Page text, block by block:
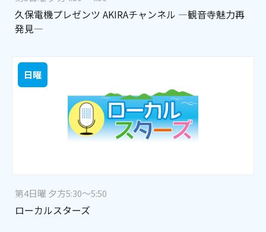
久保電機プレゼンツ AKIRAチャンネル ―観音寺魅力再
発見―
日曜
第4日曜 夕方5:30～5:50
ローカルスターズ